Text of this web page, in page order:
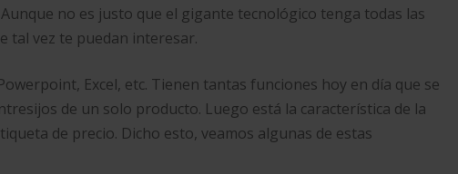
no es justo que el gigante tecnológico tenga todas las
tal vez te puedan interesar.
Excel, etc. Tienen tantas funciones hoy en día que se
de un solo producto. Luego está la característica de la
de precio. Dicho esto, veamos algunas de estas